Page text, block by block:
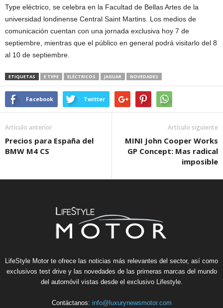
Type eléctrico, se celebra en la Facultad de Bellas Artes de la
universidad londinense Central Saint Martins. Los medios de
comunicación cuentan con una jornada exclusiva hoy 7 de
septiembre, mientras que el público en general podrá visitarlo del 8
al 10 de septiembre.
ETIQUETAS E TYPE ELÉCTRICOS JAGUAR NOVEDADES
Facebook Twitter
Artículo anterior
Precios para España del
BMW M4 CS
Artículo siguiente
MINI John Cooper Works
GP Concept: Mas radical
imposible
LifeStyle Motor te ofrece las noticias más relevantes del sector, así como
exclusivos test drive y las novedades de las primeras marcas del mundo
del automóvil vistas desde el exclusivo Lifestyle.
Contáctanos: info@luxurynewsmotor.com